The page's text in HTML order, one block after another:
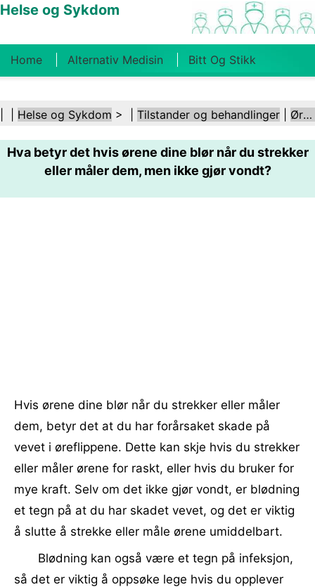
Helse og Sykdom
Home Alternativ Medisin Bitt Og Stikk
Kosthold Og Ernæring Familiehelse
Helsebransjen Psykisk Helse Folkehelse Og
Helse og Sykdom > | Tilstander og behandlinger Ører og hørsel
Hva betyr det hvis ørene dine blør når du strekker
eller måler dem, men ikke gjør vondt?
Hvis ørene dine blør når du strekker eller måler
dem, betyr det at du har forårsaket skade på
vevet i øreflippene. Dette kan skje hvis du strekker
eller måler ørene for raskt, eller hvis du bruker for
mye kraft. Selv om det ikke gjør vondt, er blødning
et tegn på at du har skadet vevet, og det er viktig
å slutte å strekke eller måle ørene umiddelbart.
Blødning kan også være et tegn på infeksjon,
så det er viktig å oppsøke lege hvis du opplever